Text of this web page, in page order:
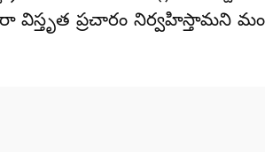
ప్రచారం నిర్వహిస్తామని